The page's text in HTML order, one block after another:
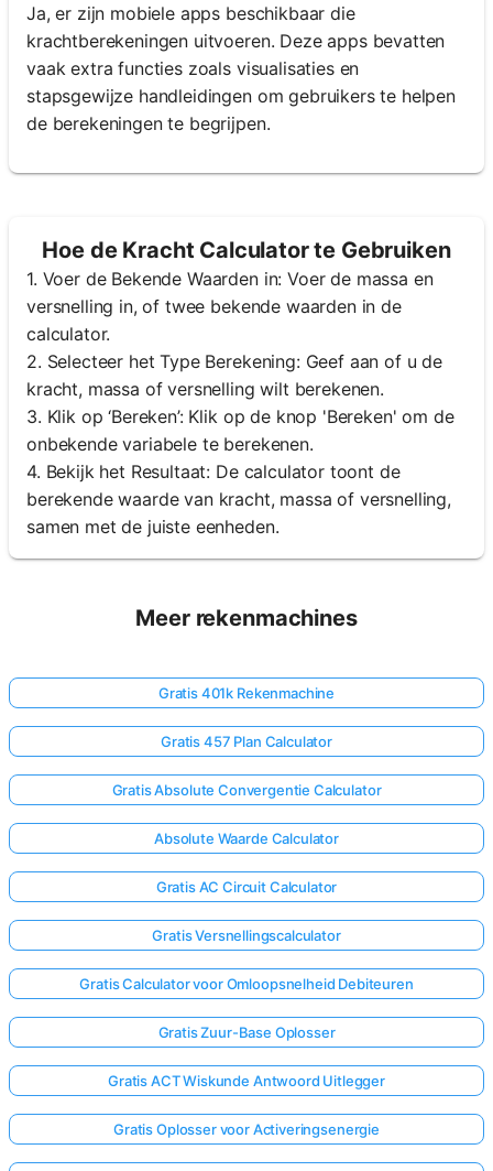
Ja, er zijn mobiele apps beschikbaar die
krachtberekeningen uitvoeren. Deze apps bevatten
vaak extra functies zoals visualisaties en
stapsgewijze handleidingen om gebruikers te helpen
de berekeningen te begrijpen.
Hoe de Kracht Calculator te Gebruiken
1. Voer de Bekende Waarden in: Voer de massa en
versnelling in, of twee bekende waarden in de
calculator.
2. Selecteer het Type Berekening: Geef aan of u de
kracht, massa of versnelling wilt berekenen.
3. Klik op ‘Bereken’: Klik op de knop 'Bereken' om de
onbekende variabele te berekenen.
4. Bekijk het Resultaat: De calculator toont de
berekende waarde van kracht, massa of versnelling,
samen met de juiste eenheden.
Meer rekenmachines
Gratis 401k Rekenmachine
Gratis 457 Plan Calculator
Gratis Absolute Convergentie Calculator
Absolute Waarde Calculator
Gratis AC Circuit Calculator
Gratis Versnellingscalculator
Gratis Calculator voor Omloopsnelheid Debiteuren
Gratis Zuur-Base Oplosser
Gratis ACT Wiskunde Antwoord Uitlegger
Gratis Oplosser voor Activeringsenergie